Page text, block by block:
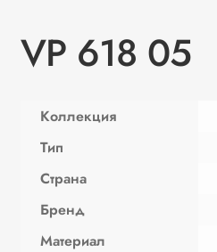
VP 618 05
Коллекция
Тип
Страна
Бренд
Материал